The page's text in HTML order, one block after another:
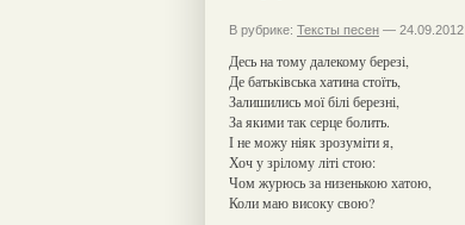
В рубрике: Тексты песен — 24.09.2012
Десь на тому далекому березі,
Де батьківська хатина стоїть,
Залишились мої білі березні,
За якими так серце болить.
І не можу ніяк зрозуміти я,
Хоч у зрілому літі стою:
Чом журюсь за низенькою хатою,
Коли маю високу свою?